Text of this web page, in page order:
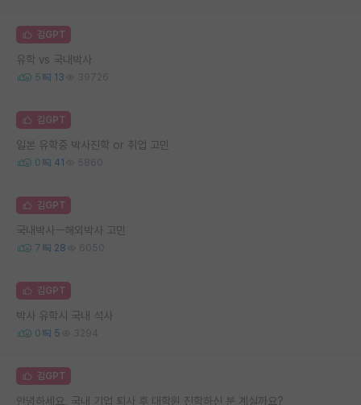
김GPT
유학 vs 국내박사
5 13 39726
김GPT
일본 유학중 박사진학 or 취업 고민
0 41 5860
김GPT
국내박사ㅡ해외박사 고민
7 28 6050
김GPT
박사 유학시 국내 석사
0 5 3294
김GPT
안녕하세요, 국내 기업 퇴사 후 대학원 진학하신 분 계실까요?